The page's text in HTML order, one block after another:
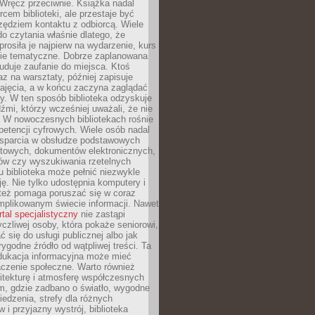
przeciwnie. Książka nadal
biblioteki, ale przestaje być
kontaktu z odbiorcą. Wiele
czytania właśnie dlatego, że
je najpierw na wydarzenie, kurs
tematyczne. Dobrze zaplanowana
zaufanie do miejsca. Ktoś
na warsztaty, później zapisuje
a w końcu zaczyna zaglądać
W ten sposób biblioteka odzyskuje
którzy wcześniej uważali, że nie
nowoczesnych bibliotekach rośnie
cyfrowych. Wiele osób nadal
w obsłudze podstawowych
dokumentów elektronicznych,
czy wyszukiwania rzetelnych
biblioteka może pełnić niezwykle
Nie tylko udostępnia komputery i
pomaga poruszać się w coraz
świecie informacji. Nawet
specjalistyczny nie zastąpi
osoby, która pokaże seniorowi,
się do usługi publicznej albo jak
źródło od wątpliwej treści. Ta
informacyjna może mieć
społeczne. Warto również
i atmosferę współczesnych
gdzie zadbano o światło, wygodne
strefy dla różnych
i przyjazny wystrój, biblioteka